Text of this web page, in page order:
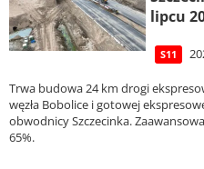
lipcu
S11
Trwa budowa 24 km drogi
węzła Bobolice i gotowej
obwodnicy Szczecinka.
65%.